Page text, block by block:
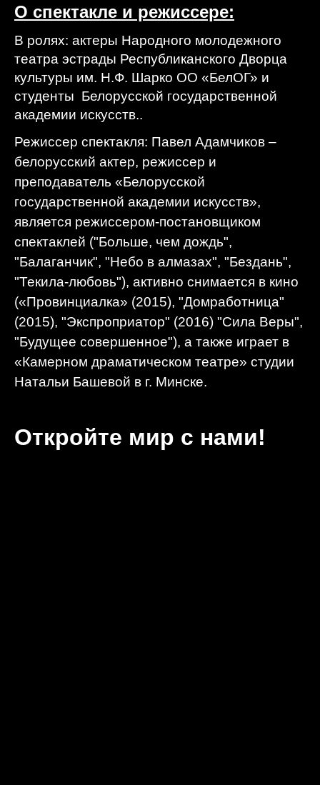
О спектакле и режиссере:
В ролях: актеры Народного молодежного
театра эстрады Республиканского Дворца
культуры им. Н.Ф. Шарко ОО «БелОГ» и
студенты Белорусской государственной
академии искусств..
Режиссер спектакля: Павел Адамчиков –
белорусский актер, режиссер и
преподаватель «Белорусской
государственной академии искусств»,
является режиссером-постановщиком
спектаклей ("Больше, чем дождь",
"Балаганчик", "Небо в алмазах", "Бездань",
"Текила-любовь"), активно снимается в кино
(«Провинциалка» (2015), "Домработница"
(2015), "Экспроприатор" (2016) "Сила Веры",
"Будущее совершенное"), а также играет в
«Камерном драматическом театре» студии
Натальи Башевой в г. Минске.
Откройте мир с нами!